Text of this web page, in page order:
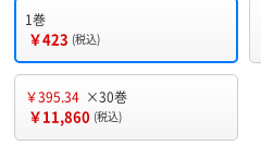
1巻
￥423 (税込)
￥395.34 ×30巻
￥11,860 (税込)